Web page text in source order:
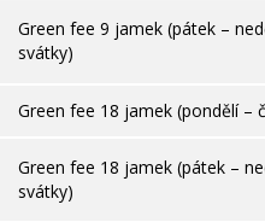
Green fee 9 jamek (pátek –
svátky)
Green fee 18 jamek (pondělí –
Green fee 18 jamek (pátek –
svátky)